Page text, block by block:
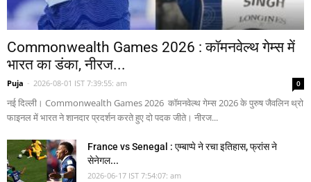
Commonwealth Games 2026 : कॉमनवेल्थ गेम्स में
भारत का डंका, नीरज...
Puja - 2026-08-01 IST 7:39:55: am 0
नई दिल्ली। Commonwealth Games 2026 कॉमनवेल्थ गेम्स 2026 के पुरुष जैवलिन थ्रो
फाइनल में भारत ने शानदार प्रदर्शन करते हुए दो पदक जीते। नीरज...
France vs Senegal : एम्बाप्पे ने रचा इतिहास, फ्रांस ने
सेनेगल...
2026-06-17 IST 7:54:07: am